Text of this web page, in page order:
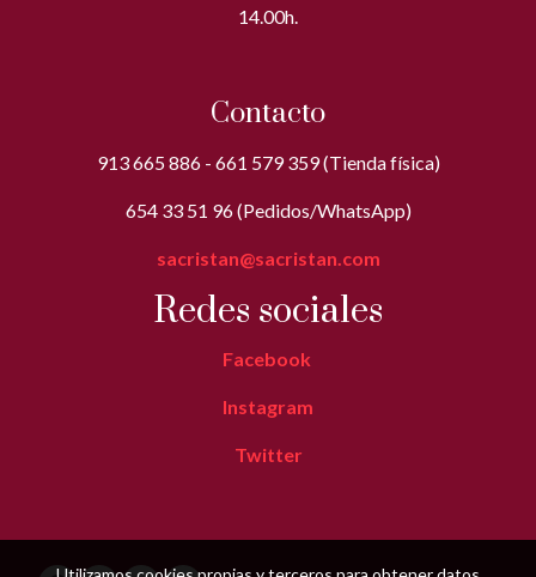
14.00h.
Contacto
913 665 886 - 661 579 359 (Tienda física)
654 33 51 96 (Pedidos/WhatsApp)
sacristan@sacristan.com
Redes sociales
Facebook
Instagram
Twitter